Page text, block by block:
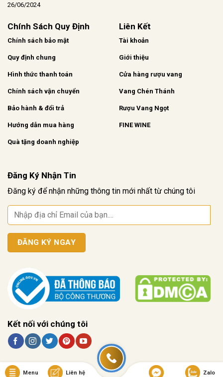
26/06/2024
Chính Sách Quy Định
Chính sách bảo mật
Quy định chung
Hình thức thanh toán
Chính sách vận chuyển
Bảo hành & đổi trả
Hướng dẫn mua hàng
Quà tặng doanh nghiệp
Liên Kết
Tài khoản
Giới thiệu
Cửa hàng rượu vang
Vang Chén Thánh
Rượu Vang Ngọt
FINE WINE
Đăng Ký Nhận Tin
Đăng ký để nhận những thông tin mới nhất từ chúng tôi
Kết nối với chúng tôi
Menu Liên hệ Zalo